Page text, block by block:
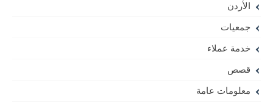
الأردن
جمعيات
خدمة عملاء
قصص
معلومات عامة